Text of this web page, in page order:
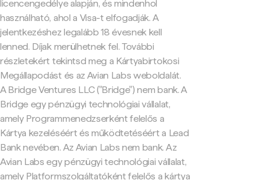
licencengedélye alapján, és mindenhol
használható, ahol a Visa-t elfogadják. A
jelentkezéshez legalább 18 évesnek kell
lenned. Díjak merülhetnek fel. További
részletekért tekintsd meg a Kártyabirtokosi
Megállapodást és az Avian Labs weboldalát.
A Bridge Ventures LLC ("Bridge") nem bank. A
Bridge egy pénzügyi technológiai vállalat,
amely Programmenedzserként felelős a
Kártya kezeléséért és működtetéséért a Lead
Bank nevében. Az Avian Labs nem bank. Az
Avian Labs egy pénzügyi technológiai vállalat,
amely Platformszolgáltatóként felelős a kártya